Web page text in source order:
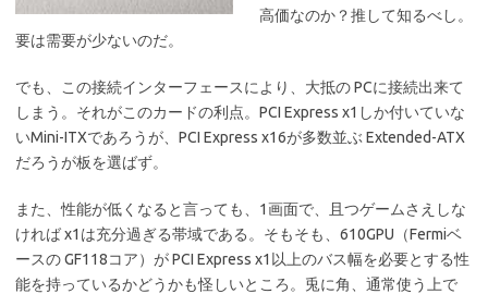
高価なのか？推して知るべし。
要は需要が少ないのだ。
でも、この接続インターフェースにより、大抵の PCに接続出来て
しまう。それがこのカードの利点。PCI Express x1しか付いていな
いMini-ITXであろうが、PCI Express x16が多数並ぶ Extended-ATX
だろうが板を選ばず。
また、性能が低くなると言っても、1画面で、且つゲームさえしな
ければ x1は充分過ぎる帯域である。そもそも、610GPU（Fermiベ
ースの GF118コア）が PCI Express x1以上のバス幅を必要とする性
能を持っているかどうかも怪しいところ。兎に角、通常使う上で